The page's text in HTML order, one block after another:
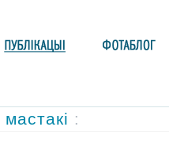
мастакі :